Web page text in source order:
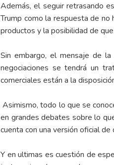
Además, el seguir retrasando
Trump como la respuesta de no
productos y la posibilidad de
Sin embargo, el mensaje de
negociaciones se tendrá un
comerciales están a la
Asimismo, todo lo que se
en grandes debates sobre lo
cuenta con una versión oficial
Y en ultimas es cuestión de